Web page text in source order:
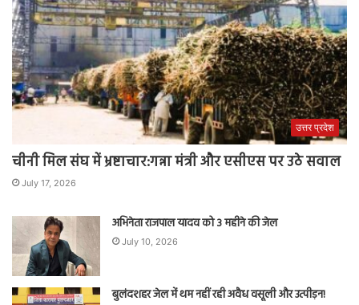
उत्तर प्रदेश
चीनी मिल संघ में भ्रष्टाचार:गन्ना मंत्री और एसीएस पर उठे सवाल
July 17, 2026
अभिनेता राजपाल यादव को 3 महीने की जेल
July 10, 2026
बुलंदशहर जेल में थम नहीं रही अवैध वसूली और उत्पीड़न!